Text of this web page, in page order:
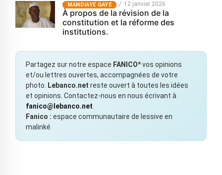
MANDIAYE GAYE 12 janvier 2026
À propos de la révision de la
constitution et la réforme des
institutions.
Partagez sur notre espace FANICO*vos opinions
et/ou lettres ouvertes, accompagnées de votre
photo.
Lebanco.net reste ouvert à toutes les idées
et opinions. Contactez-nous en nous écrivant à
fanico@lebanco.net
Fanico : espace communautaire de lessive en
malinké